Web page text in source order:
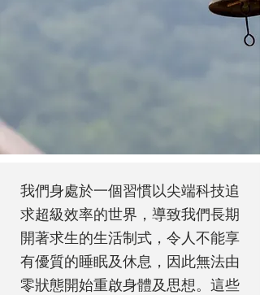
我們身處於一個習慣以尖端科技追
求超級效率的世界，導致我們長期
開著求生的生活制式，令人不能享
有優質的睡眠及休息，因此無法由
零狀態開始重啟身體及思想。這些